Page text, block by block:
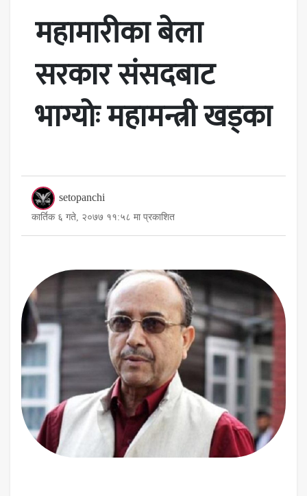
महामारीका बेला
सरकार संसदबाट
भाग्योः महामन्त्री खड्का
setopanchi
कार्तिक ६ गते, २०७७ ११:५८ मा प्रकाशित